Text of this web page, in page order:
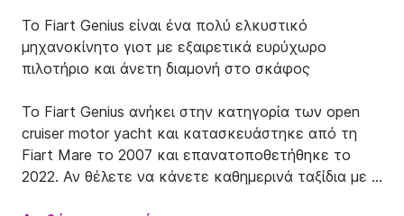
Το Fiart Genius είναι ένα πολύ ελκυστικό
μηχανοκίνητο γιοτ με εξαιρετικά ευρύχωρο
πιλοτήριο και άνετη διαμονή στο σκάφος
Το Fiart Genius ανήκει στην κατηγορία των open
cruiser motor yacht και κατασκευάστηκε από τη
Fiart Mare το 2007 και επανατοποθετήθηκε το
2022. Αν θέλετε να κάνετε καθημερινά ταξίδια με